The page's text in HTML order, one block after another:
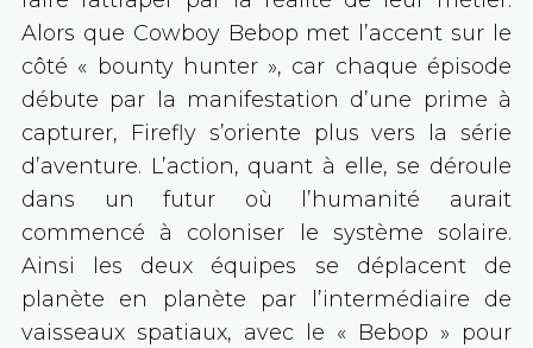
Alors que Cowboy Bebop met l’accent sur le
côté « bounty hunter », car chaque épisode
débute par la manifestation d’une prime à
capturer, Firefly s’oriente plus vers la série
d’aventure. L’action, quant à elle, se déroule
dans un futur où l’humanité aurait
commencé à coloniser le système solaire.
Ainsi les deux équipes se déplacent de
planète en planète par l’intermédiaire de
vaisseaux spatiaux, avec le « Bebop » pour